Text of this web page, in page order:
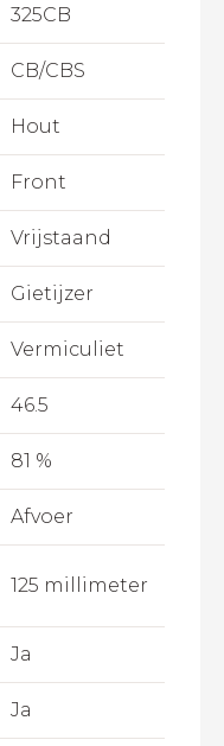
325CB
CB/CBS
Hout
Front
Vrijstaand
Gietijzer
Vermiculiet
46.5
81 %
Afvoer
125 millimeter
Ja
Ja